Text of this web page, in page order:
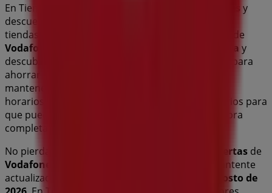
En Tiendeo, no solo tendrás acceso a
y
descuentos, sino también a información sobre las
tiendas físicas de tu ciudad. Explora los catálogos de
Vodafone
Benalmádena y
descubre los productos con grandes descuentos para
ahorrar en tus compras este
mantenemos al tanto de las ubicaciones exactas,
horarios de atención y todos los detalles necesarios para
que puedas disfrutar de una experiencia de compra
completa en
No pierdas la oportunidad de aprovechar las
ofertas de
Vodafone
y mantente
actualizado con los mejores precios durante
agosto de